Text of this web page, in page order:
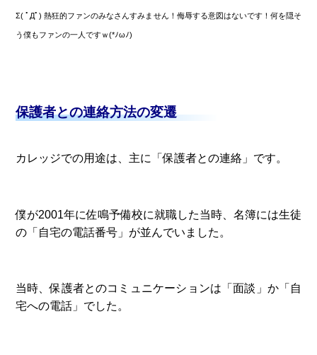
Σ( ﾟДﾟ) 熱狂的ファンのみなさんすみません！侮辱する意図はないです！何を隠そ
う僕もファンの一人ですｗ(*ﾉωﾉ)
保護者との連絡方法の変遷
カレッジでの用途は、主に「保護者との連絡」です。
僕が2001年に佐鳴予備校に就職した当時、名簿には生徒
の「自宅の電話番号」が並んでいました。
当時、保護者とのコミュニケーションは「面談」か「自
宅への電話」でした。